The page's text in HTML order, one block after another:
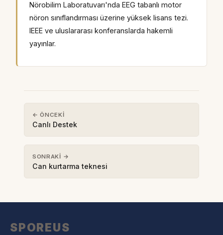
Nörobilim Laboratuvarı'nda EEG tabanlı motor
nöron sınıflandırması üzerine yüksek lisans tezi.
IEEE ve uluslararası konferanslarda hakemli
yayınlar.
← ÖNCEKI
Canlı Destek
SONRAKI →
Can kurtarma teknesi
SPOREUS